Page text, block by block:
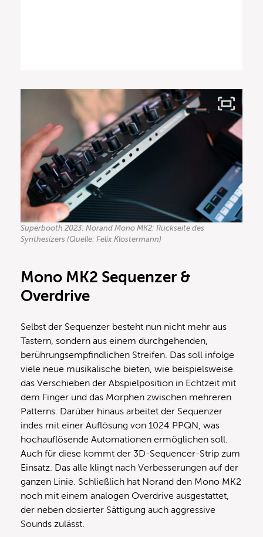
Superbooth 2023: Norand Mono MK2: Rückseite des
Synthesizers (Quelle: Felix Klostermann)
Mono MK2 Sequenzer &
Overdrive
Selbst der Sequenzer besteht nun nicht mehr aus
Tastern, sondern aus einem durchgehenden,
berührungsempfindlichen Streifen. Das soll infolge
viele neue musikalische bieten, wie beispielsweise
das Verschieben der Abspielposition in Echtzeit mit
dem Finger und das Morphen zwischen mehreren
Patterns. Darüber hinaus arbeitet der Sequenzer
indes mit einer Auflösung von 1024 PPQN, was
hochauflösende Automationen ermöglichen soll.
Auch für diese kommt der 3D-Sequencer-Strip zum
Einsatz. Das alle klingt nach Verbesserungen auf der
ganzen Linie. Schließlich hat Norand den Mono MK2
noch mit einem analogen Overdrive ausgestattet,
der neben dosierter Sättigung auch aggressive
Sounds zulässt.